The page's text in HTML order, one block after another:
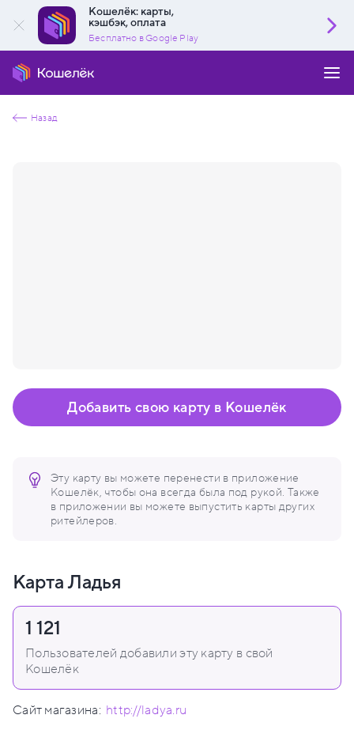
Кошелёк: карты,
кэшбэк, оплата
Бесплатно в Google Play
Назад
Эту карту вы можете перенести в приложение
Кошелёк, чтобы она всегда была под рукой. Также
в приложении вы можете выпустить карты других
ритейлеров.
Добавить свою карту в Кошелёк
Карта Ладья
1 121
Пользователей добавили эту карту в свой
Кошелёк
Сайт магазина: http://ladya.ru